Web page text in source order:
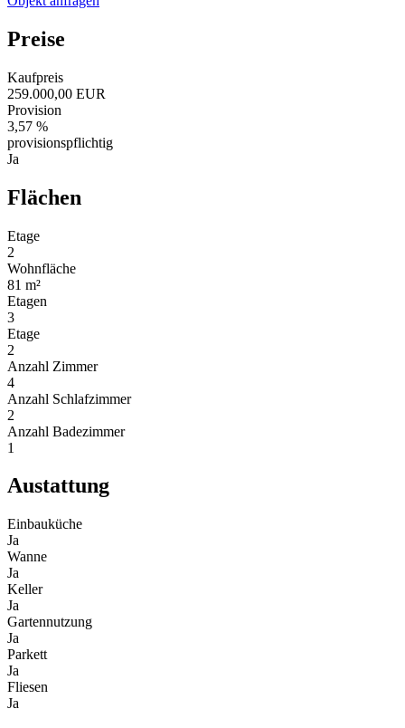
Preise
Kaufpreis
259.000,00 EUR
Provision
3,57 %
provisionspflichtig
Ja
Flächen
Etage
2
Wohnfläche
81 m²
Etagen
3
Etage
2
Anzahl Zimmer
4
Anzahl Schlafzimmer
2
Anzahl Badezimmer
1
Austattung
Einbauküche
Ja
Wanne
Ja
Keller
Ja
Gartennutzung
Ja
Parkett
Ja
Fliesen
Ja